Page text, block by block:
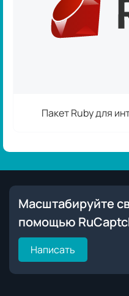
Пакет Ruby для
Масштабируйте
помощью
Написать